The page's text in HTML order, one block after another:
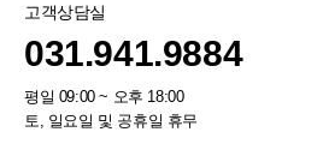
고객상담실
031.941.9884
평일 09:00 ~ 오후 18:00
토, 일요일 및 공휴일 휴무